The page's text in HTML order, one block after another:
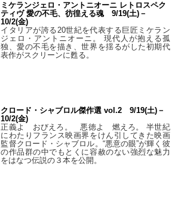
ミケランジェロ・アントニオーニ レトロスペク
ティヴ 愛の不毛、彷徨える魂 9/19(土)－
10/2(金)
イタリアが誇る20世紀を代表する巨匠ミケラン
ジェロ・アントニオーニ。 現代人が抱える孤
独、愛の不毛を描き、世界を揺るがした初期代
表作がスクリーンに甦る。
クロード・シャブロル傑作選 vol.2 9/19(土)－
10/2(金)
正義よ おびえろ。 悪徳よ 燃えろ。 半世紀
にわたりフランス映画界をけん引してきた映画
監督クロード・シャブロル。“悪意の眼”が輝く彼
の作品群の中でもとくに容赦のない強烈な魅力
をはなつ伝説の３本を公開。